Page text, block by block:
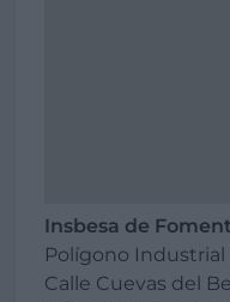
Insbesa de
Polígono Industrial
Calle Cuevas del